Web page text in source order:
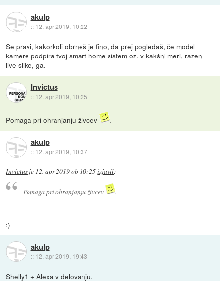
akulp
:: 12. apr 2019, 10:22
Se pravi, kakorkoli obrneš je fino, da prej pogledaš, če model
kamere podpira tvoj smart home sistem oz. v kakšni meri, razen
live slike, ga.
Invictus
:: 12. apr 2019, 10:25
Pomaga pri ohranjanju živcev .
akulp
:: 12. apr 2019, 10:37
Invictus je 12. apr 2019 ob 10:25izjavil:
Pomaga pri ohranjanju živcev .
:)
akulp
:: 12. apr 2019, 19:43
Shelly1 + Alexa v delovanju.